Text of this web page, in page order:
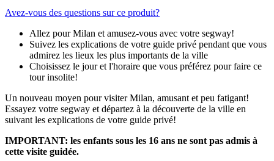
Avez-vous des questions sur ce produit?
Allez pour Milan et amusez-vous avec votre segway!
Suivez les explications de votre guide privé pendant que vous
admirez les lieux les plus importants de la ville
Choisissez le jour et l'horaire que vous préférez pour faire ce
tour insolite!
Un nouveau moyen pour visiter Milan, amusant et peu fatigant!
Essayez votre segway et départez à la découverte de la ville en
suivant les explications de votre guide privé!
IMPORTANT: les enfants sous les 16 ans ne sont pas admis à
cette visite guidée.